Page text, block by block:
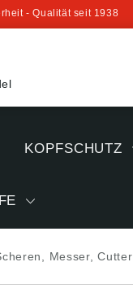
- Qualität seit 1938
KOPFSCHUTZ
Messer, Cutter